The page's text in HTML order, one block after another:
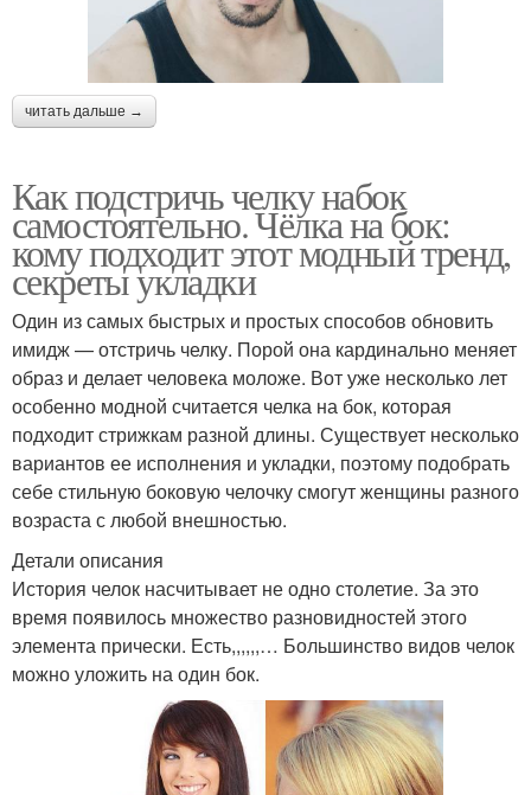
читать дальше →
Как подстричь челку набок
самостоятельно. Чёлка на бок:
кому подходит этот модный тренд,
секреты укладки
Один из самых быстрых и простых способов обновить
имидж — отстричь челку. Порой она кардинально меняет
образ и делает человека моложе. Вот уже несколько лет
особенно модной считается челка на бок, которая
подходит стрижкам разной длины. Существует несколько
вариантов ее исполнения и укладки, поэтому подобрать
себе стильную боковую челочку смогут женщины разного
возраста с любой внешностью.
Детали описания
История челок насчитывает не одно столетие. За это
время появилось множество разновидностей этого
элемента прически. Есть,,,,,,… Большинство видов челок
можно уложить на один бок.